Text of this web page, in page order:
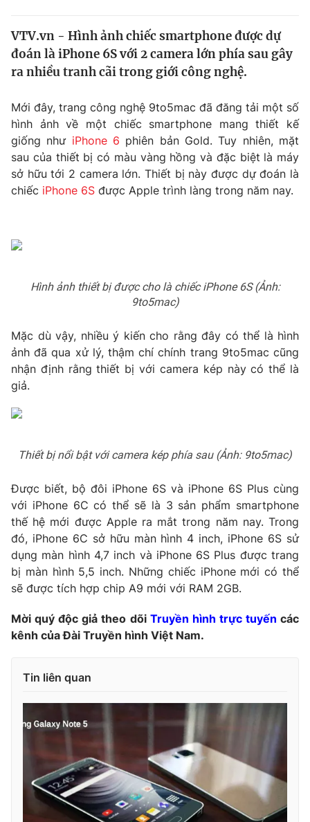
Thế giới
Thế giới đó đây
Câu chuyện quốc tế
Tài chính
Thị trường
Góc doanh nghiệp
Dữ liệu và đời sống
Truyền hình
Khán giả
Điện ảnh
Du lịch
Chất lượng cuộc sống
Học trực tuyến
Công nghệ
Hitech Công nghệ tương lai
Sản phẩm
Thị trường
Tư vấn
Giao lưu trực tuyến
Lịch phát sóng
Emagazine Podcast
Photo Infographic
Video Shorts video
VTV Money VTV Thể thao
VTV4 Vươn mình bằng AI
VTV9 VTV8
Liên hệ tòa soạn English
VTV.vn - Hình ảnh chiếc smartphone được dự
đoán là iPhone 6S với 2 camera lớn phía sau gây
ra nhiều tranh cãi trong giới công nghệ.
Mới đây, trang công nghệ 9to5mac đã đăng tải một số
hình ảnh về một chiếc smartphone mang thiết kế
giống như iPhone 6 phiên bản Gold. Tuy nhiên, mặt
sau của thiết bị có màu vàng hồng và đặc biệt là máy
sở hữu tới 2 camera lớn. Thiết bị này được dự đoán là
chiếc iPhone 6S được Apple trình làng trong năm nay.
Hình ảnh thiết bị được cho là chiếc iPhone 6S (Ảnh:
9to5mac)
Mặc dù vậy, nhiều ý kiến cho rằng đây có thể là hình
ảnh đã qua xử lý, thậm chí chính trang 9to5mac cũng
nhận định rằng thiết bị với camera kép này có thể là
giả.
Thiết bị nổi bật với camera kép phía sau (Ảnh: 9to5mac)
Được biết, bộ đôi iPhone 6S và iPhone 6S Plus cùng
với iPhone 6C có thể sẽ là 3 sản phẩm smartphone
thế hệ mới được Apple ra mắt trong năm nay. Trong
đó, iPhone 6C sở hữu màn hình 4 inch, iPhone 6S sử
dụng màn hình 4,7 inch và iPhone 6S Plus được trang
bị màn hình 5,5 inch. Những chiếc iPhone mới có thể
sẽ được tích hợp chip A9 mới với RAM 2GB.
Mời quý độc giả theo dõi Truyền hình trực tuyến các
kênh của Đài Truyền hình Việt Nam.
Tin liên quan